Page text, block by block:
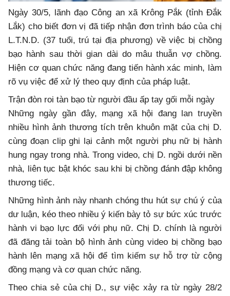
Ngày 30/5, lãnh đạo Công an xã Krông Pắk (tỉnh Đắk
Lắk) cho biết đơn vị đã tiếp nhận đơn trình báo của chị
L.T.N.D. (37 tuổi, trú tại địa phương) về việc bị chồng
bạo hành sau thời gian dài do mâu thuẫn vợ chồng.
Hiện cơ quan chức năng đang tiến hành xác minh, làm
rõ vụ việc để xử lý theo quy định của pháp luật.
Trận đòn roi tàn bạo từ người đầu ấp tay gối mỗi ngày
Những ngày gần đây, mạng xã hội đang lan truyền
nhiều hình ảnh thương tích trên khuôn mặt của chị D.
cùng đoạn clip ghi lại cảnh một người phụ nữ bị hành
hung ngay trong nhà. Trong video, chị D. ngồi dưới nền
nhà, liên tục bật khóc sau khi bị chồng đánh đập không
thương tiếc.
Những hình ảnh này nhanh chóng thu hút sự chú ý của
dư luận, kéo theo nhiều ý kiến bày tỏ sự bức xúc trước
hành vi bạo lực đối với phụ nữ. Chị D. chính là người
đã đăng tải toàn bộ hình ảnh cùng video bị chồng bạo
hành lên mạng xã hội để tìm kiếm sự hỗ trợ từ cộng
đồng mạng và cơ quan chức năng.
Theo chia sẻ của chị D., sự việc xảy ra từ ngày 28/2